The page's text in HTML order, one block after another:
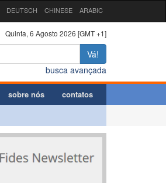
DEUTSCH CHINESE ARABIC
Quinta, 6 Agosto 2026 [GMT +1]
Vá!
busca avançada
sobre nós contatos